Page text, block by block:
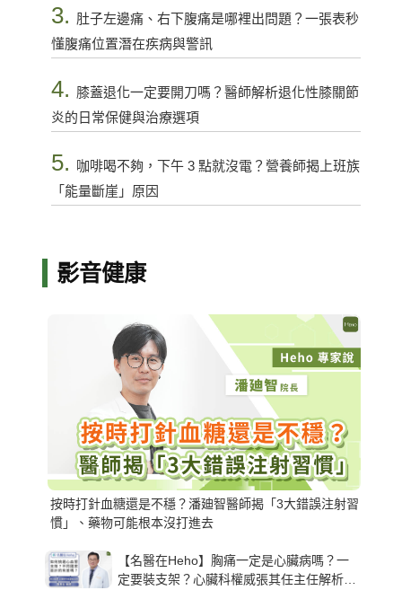
3. 肚子左邊痛、右下腹痛是哪裡出問題？一張表秒
懂腹痛位置潛在疾病與警訊
4. 膝蓋退化一定要開刀嗎？醫師解析退化性膝關節
炎的日常保健與治療選項
5.
咖啡喝不夠，下午 3 點就沒電？營養師揭上班族
「能量斷崖」原因
影音健康
按時打針血糖還是不穩？潘廸智醫師揭「3大錯誤注射習
慣」、藥物可能根本沒打進去
【名醫在Heho】胸痛一定是心臟病嗎？一
定要裝支架？心臟科權威張其任主任解析支